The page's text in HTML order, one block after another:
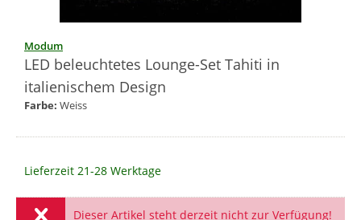
Modum
LED beleuchtetes Lounge-Set Tahiti in
italienischem Design
Farbe: Weiss
Lieferzeit 21-28 Werktage
Dieser Artikel steht derzeit nicht zur Verfügung!